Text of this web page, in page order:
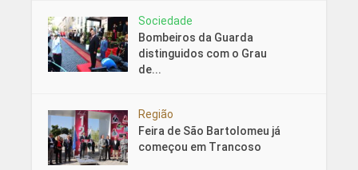
Sociedade
Bombeiros da Guarda
distinguidos com o Grau
de...
Região
Feira de São Bartolomeu já
começou em Trancoso